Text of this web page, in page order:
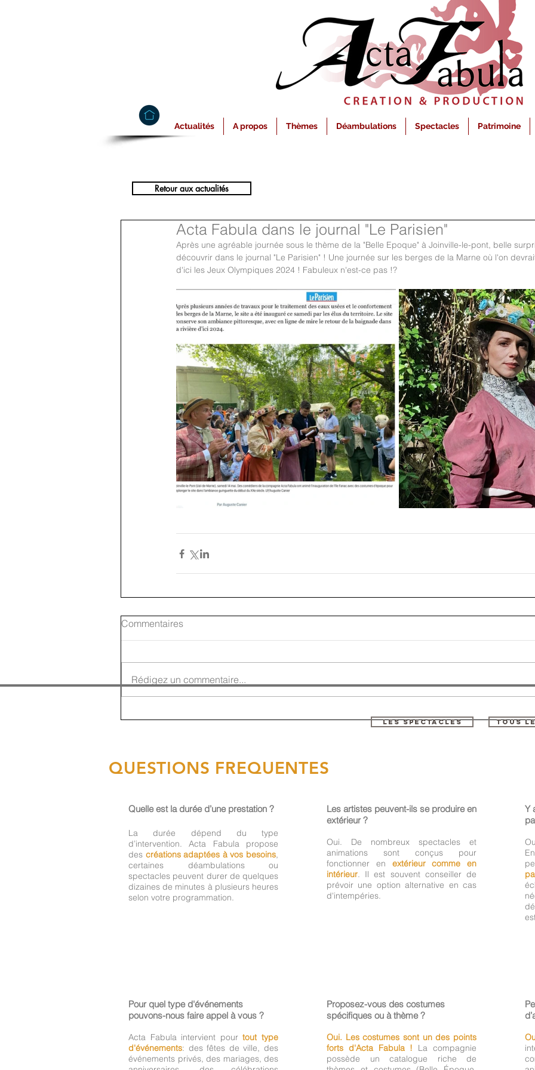
Actualités A propos Thèmes Déambulations Spectacles Patrimoine
Retour aux actualités
Acta Fabula dans le journal "Le Parisien"
Après une agréable journée sous le thème de la "Belle Epoque" à Joinville-le-pont, belle
découvrir dans le journal "Le Parisien" ! Une journée sur les berges de la Marne où l'on
d'ici les Jeux Olympiques 2024 ! Fabuleux n'est-ce pas !?
Commentaires
Rédigez un commentaire...
LES SPECTACLES TOUS
QUESTIONS FREQUENTES
Quelle est la durée d’une prestation ?
La durée dépend du type
d’intervention. Acta Fabula propose
des créations adaptées à vos besoins,
certaines déambulations ou
spectacles peuvent durer de quelques
dizaines de minutes à plusieurs heures
selon votre programmation.
Pour quel type d'événements
pouvons-nous faire appel à vous ?
Acta Fabula intervient pourtout type
d'événements: des fêtes de ville, des
événements privés, des mariages, des
Les artistes peuvent-ils se produire en
extérieur ?
Oui. De nombreux spectacles et
animations sont conçus pour
fonctionner en extérieur comme en
intérieur. Il est souvent conseiller de
prévoir une option alternative en cas
d'intempéries.
Proposez-vous des costumes
spécifiques ou à thème ?
Oui. Les costumes sont un des points
forts d'Acta Fabula ! La compagnie
possède un catalogue riche de
Y